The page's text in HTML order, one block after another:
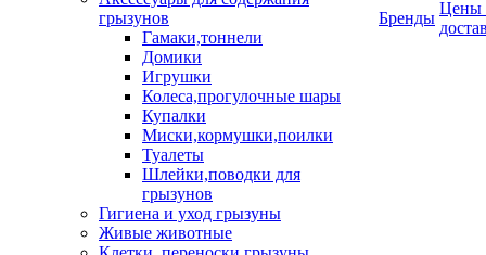
грызунов
Гамаки,тоннели
Домики
Игрушки
Колеса,прогулочные шары
Купалки
Миски,кормушки,поилки
Туалеты
Шлейки,поводки для
грызунов
Гигиена и уход грызуны
Живые животные
Бренды
Цены